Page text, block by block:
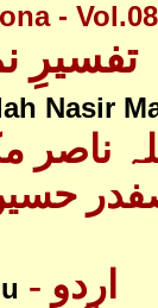
- Vol.08
تفسیرِ
Nasir
ناصر
- اردو